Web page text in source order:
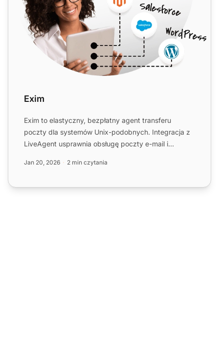
Exim
Exim to elastyczny, bezpłatny agent transferu
poczty dla systemów Unix-podobnych. Integracja z
LiveAgent usprawnia obsługę poczty e-mail i
Jan 20, 2026 2 min czytania